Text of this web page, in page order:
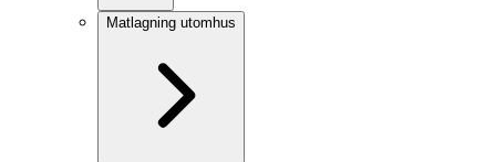
Matlagning utomhus